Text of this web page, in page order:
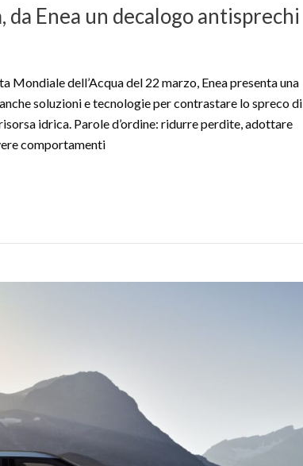
da Enea un decalogo antisprechi
Mondiale dell’Acqua del 22 marzo, Enea presenta una
soluzioni e tecnologie per contrastare lo spreco di
idrica. Parole d’ordine: ridurre perdite, adottare
comportamenti